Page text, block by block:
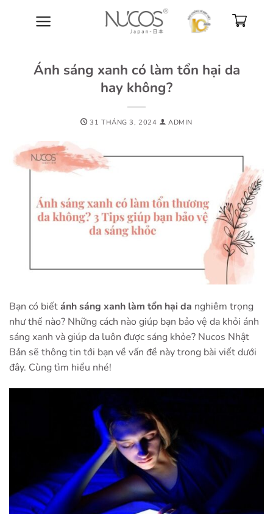
Ánh sáng xanh có làm tổn hại da
hay không?
31 THÁNG 3, 2024 ADMIN
Bạn có biếtánh sáng xanh làm tổn hại da nghiêm trọng
như thế nào? Những cách nào giúp bạn bảo vệ da khỏi ánh
sáng xanh và giúp da luôn được sáng khỏe? Nucos Nhật
Bản sẽ thông tin tới bạn về vấn đề này trong bài viết dưới
đây. Cùng tìm hiểu nhé!